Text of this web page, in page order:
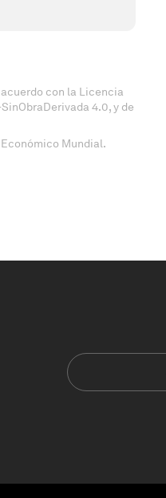
con la Licencia
4.0, y de
Mundial.